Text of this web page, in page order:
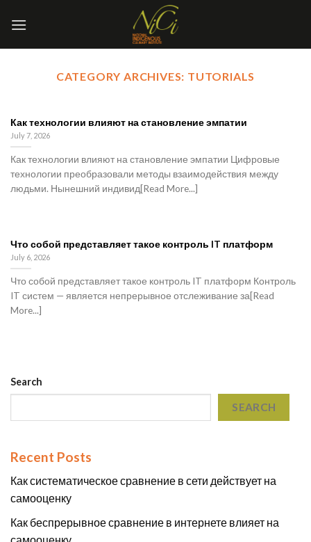
CATEGORY ARCHIVES: TUTORIALS
Как технологии влияют на становление эмпатии
July 7, 2026
Как технологии влияют на становление эмпатии Цифровые
технологии преобразовали методы взаимодействия между
людьми. Нынешний индивид[Read More...]
Что собой представляет такое контроль IT платформ
July 6, 2026
Что собой представляет такое контроль IT платформ Контроль
IT систем — является непрерывное отслеживание за[Read
More...]
Search
SEARCH
Recent Posts
Как систематическое сравнение в сети действует на
самооценку
Как беспрерывное сравнение в интернете влияет на